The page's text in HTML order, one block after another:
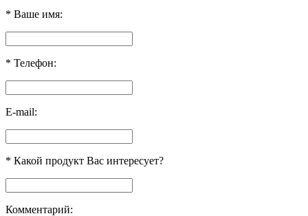
* Ваше имя:
* Телефон:
E-mail:
* Какой продукт Вас интересует?
Комментарий: